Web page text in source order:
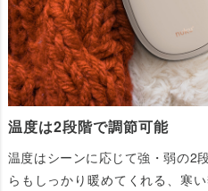
温度は2段階で調節可能
温度はシーンに応じて強・弱の2
らもしっかり暖めてくれる、寒